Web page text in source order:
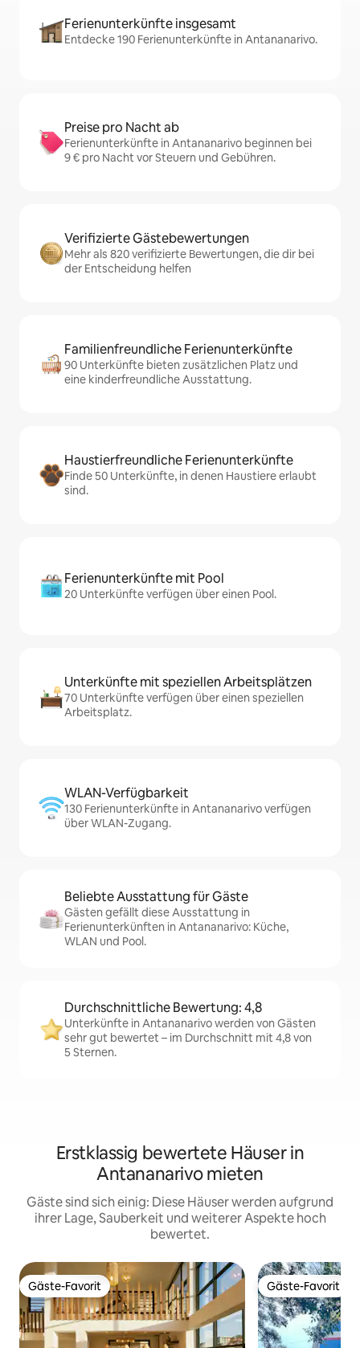
Ferienunterkünfte insgesamt
Entdecke 190 Ferienunterkünfte in Antananarivo.
Preise pro Nacht ab
Ferienunterkünfte in Antananarivo beginnen bei
9 € pro Nacht vor Steuern und Gebühren.
Verifizierte Gästebewertungen
Mehr als 820 verifizierte Bewertungen, die dir bei
der Entscheidung helfen
Familienfreundliche Ferienunterkünfte
90 Unterkünfte bieten zusätzlichen Platz und
eine kinderfreundliche Ausstattung.
Haustierfreundliche Ferienunterkünfte
Finde 50 Unterkünfte, in denen Haustiere erlaubt
sind.
Ferienunterkünfte mit Pool
20 Unterkünfte verfügen über einen Pool.
Unterkünfte mit speziellen Arbeitsplätzen
70 Unterkünfte verfügen über einen speziellen
Arbeitsplatz.
WLAN-Verfügbarkeit
130 Ferienunterkünfte in Antananarivo verfügen
über WLAN-Zugang.
Beliebte Ausstattung für Gäste
Gästen gefällt diese Ausstattung in
Ferienunterkünften in Antananarivo: Küche,
WLAN und Pool.
Durchschnittliche Bewertung: 4,8
Unterkünfte in Antananarivo werden von Gästen
sehr gut bewertet – im Durchschnitt mit 4,8 von
5 Sternen.
Erstklassig bewertete Häuser in
Antananarivo mieten
Gäste sind sich einig: Diese Häuser werden aufgrund
ihrer Lage, Sauberkeit und weiterer Aspekte hoch
bewertet.
Gäste-Favorit
Gäste-Favorit Gäste-Favorit
Gäste-Favorit